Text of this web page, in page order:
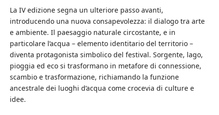
La IV edizione segna un ulteriore passo avanti,
introducendo una nuova consapevolezza: il dialogo tra arte
e ambiente. Il paesaggio naturale circostante, e in
particolare l’acqua – elemento identitario del territorio –
diventa protagonista simbolico del festival. Sorgente, lago,
pioggia ed eco si trasformano in metafore di connessione,
scambio e trasformazione, richiamando la funzione
ancestrale dei luoghi d’acqua come crocevia di culture e
idee.